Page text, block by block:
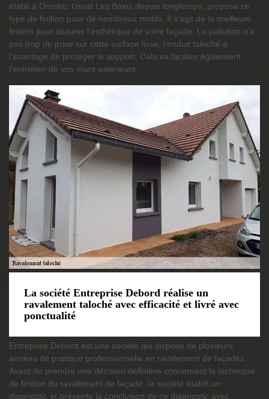
établi à Ornolac Ussat Les Bains depuis longtemps, propose ce
type de finition pour de nombreux motifs. Il s’agit de la meilleure
finition pour assurer l’esthétique de votre façade. La pollution n’a
pas trop de prise sur cette surface lisse, l’enduit taloché a
l’avantage de protéger le support. Cela va faciliter également
l’entretien de vos murs extérieurs.
La société Entreprise Debord réalise un
ravalement taloché avec efficacité et livré avec
ponctualité
Entreprise Debord est une société qui dispose de plusieurs
années de pratique professionnelle en ravalement de façades.
Avant de prendre une décision définitive concernant la technique
de finition du ravalement de façade, la société établit un
diagnostic et présente la conclusion de ce diagnostic avec